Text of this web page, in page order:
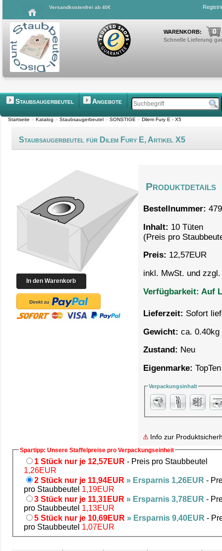
Versandkostenfrei ab 40€
WARENKORB: 0
Schnelle Lieferung
Staubsaugerbeutel Angebote
Startseite » Katalog » Staubsaugerbeutel » SONSTIGE » Dilem Fury E - X5
Staubsaugerbeutel für Dilem Fury E, Artikel X5
Produktdetails
Bestellnummer:
Inhalt: 10 Tüten
(Preis pro
Preis: 12,57EUR
inkl. MwSt. und
Verfügbarkeit: Auf
Lieferzeit: Sofort
Gewicht: ca. 0.40kg
Zustand: Neu
Eigenmarke: TopTen
Verpackungsinhalt
Info zur
Spartipp: Unsere Staffelpreise pro Verpackungseinheit
1 Stück nur je 12,57EUR - Preis pro Staubbeutel
1,26EUR
2 Stück nur je 11,94EUR » Ersparnis 1,26EUR -
pro Staubbeutel 1,19EUR
3 Stück nur je 11,31EUR » Ersparnis 3,78EUR -
pro Staubbeutel 1,13EUR
5 Stück nur je 10,69EUR » Ersparnis 9,40EUR -
pro Staubbeutel 1,07EUR